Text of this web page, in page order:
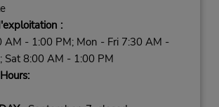
:
AM - 1:00 PM; Mon - Fri 7:30 AM -
Sat 8:00 AM - 1:00 PM